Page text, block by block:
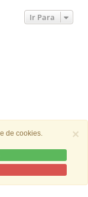
×
de cookies.
Ir Para